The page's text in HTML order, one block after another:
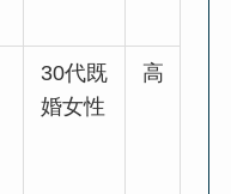
30代既
婚女性
高